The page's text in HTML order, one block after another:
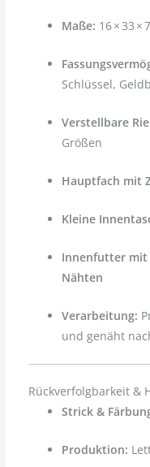
Maße: 16 × 33 ×
Schlüssel,
Verstellbare
Größen
Hauptfach mit
Kleine
Innenfutter mit
Nähten
Verarbeitung:
und genäht
Rückverfolgbarkeit &
Strick &
Produktion: